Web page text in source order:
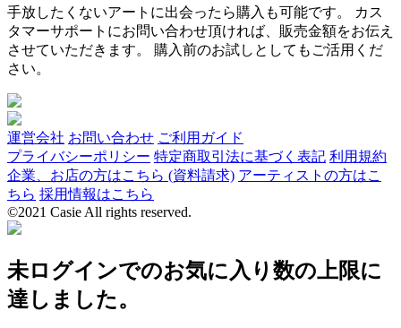
手放したくないアートに出会ったら購入も可能です。 カス
タマーサポートにお問い合わせ頂ければ、販売金額をお伝え
させていただきます。 購入前のお試しとしてもご活用くだ
さい。
運営会社 お問い合わせ ご利用ガイド
プライバシーポリシー 特定商取引法に基づく表記 利用規約
企業、お店の方はこちら (資料請求) アーティストの方はこ
ちら 採用情報はこちら
©2021 Casie All rights reserved.
未ログインでのお気に入り数の上限に
達しました。